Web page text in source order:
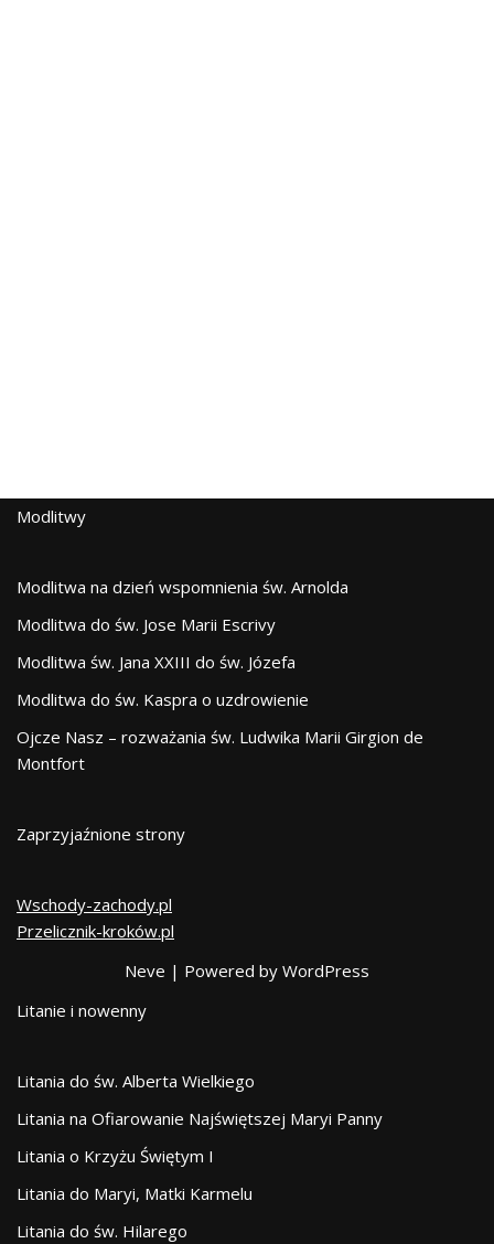
Modlitwy
Modlitwa na dzień wspomnienia św. Arnolda
Modlitwa do św. Jose Marii Escrivy
Modlitwa św. Jana XXIII do św. Józefa
Modlitwa do św. Kaspra o uzdrowienie
Ojcze Nasz – rozważania św. Ludwika Marii Girgion de
Montfort
Zaprzyjaźnione strony
Wschody-zachody.pl
Przelicznik-kroków.pl
Neve | Powered by WordPress
Litanie i nowenny
Litania do św. Alberta Wielkiego
Litania na Ofiarowanie Najświętszej Maryi Panny
Litania o Krzyżu Świętym I
Litania do Maryi, Matki Karmelu
Litania do św. Hilarego